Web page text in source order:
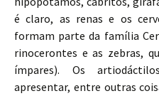
é claro, as renas e os
formam parte da família
rinocerontes e as zebras,
ímpares). Os
apresentar, entre outras